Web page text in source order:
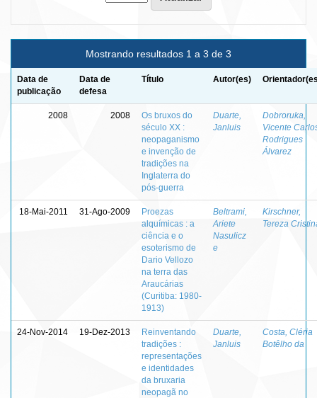
Mostrando resultados 1 a 3 de 3
Data de
publicação
Data de
defesa
Título Autor(es)
2008 2008
Os bruxos do
século XX :
neopaganismo
e invenção de
tradições na
Inglaterra do
pós-guerra
Duarte,
Janluis
Dobroruka,
Vicente
Rodrigues
Álvarez
18-Mai-2011 31-Ago-2009
Proezas
alquímicas : a
ciência e o
esoterismo de
Dario Vellozo
na terra das
Araucárias
(Curitiba: 1980-
1913)
Beltrami,
Ariete
Nasulicz
e
Kirschner,
Tereza
24-Nov-2014 19-Dez-2013
Reinventando
tradições :
representações
e identidades
da bruxaria
neopagã no
Duarte,
Janluis
Costa, Cléria
Botêlho da